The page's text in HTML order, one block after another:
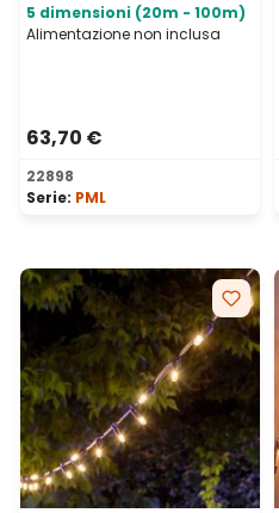
5 dimensioni (20m - 100m)
Alimentazione non inclusa
63,70 €
22898
Serie: PML